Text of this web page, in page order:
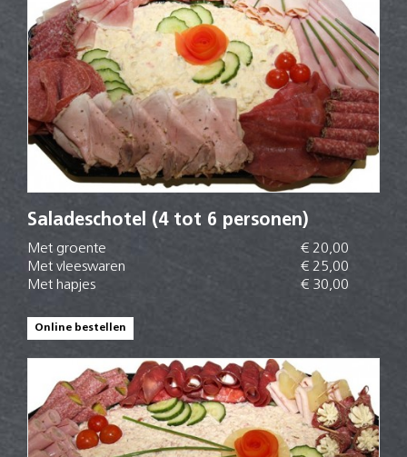
Saladeschotel (4 tot 6 personen)
Met groente
Met vleeswaren
Met hapjes
€ 20,00
€ 25,00
€ 30,00
Online bestellen